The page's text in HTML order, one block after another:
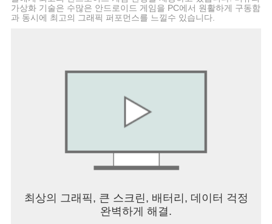
가상화 기술은 수많은 안드로이드 게임을 PC에서 원활하게 구동함
과 동시에 최고의 그래픽 퍼포먼스를 느낄수 있습니다.
최상의 그래픽, 큰 스크린, 배터리, 데이터 걱정
완벽하게 해결.